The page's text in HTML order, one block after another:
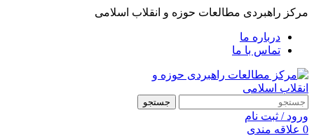
مرکز راهبردی مطالعات حوزه و انقلاب اسلامی
درباره ما
تماس با ما
جستجو
ورود / ثبت نام
0 علاقه مندی